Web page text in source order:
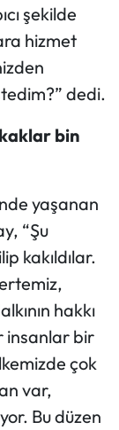
şekilde
hizmet
dedi.
bin
yaşanan
“Şu
kakıldılar.
hakkı
insanlar bir
çok
var,
Bu düzen